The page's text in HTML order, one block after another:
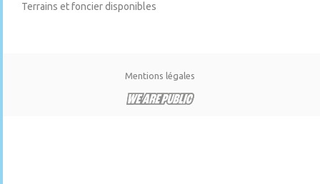
Terrains et foncier disponibles
Mentions légales